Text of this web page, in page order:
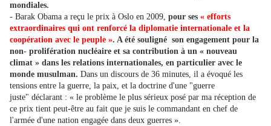
mondiales.
- Barak Obama a reçu le prix à Oslo en 2009, pour ses « efforts
extraordinaires qui ont renforcé la diplomatie internationale et la
coopération avec le peuple ». A été souligné son engagement pour la
non- prolifération nucléaire et sa contribution à un « nouveau
climat » dans les relations internationales, en particulier avec le
monde musulman. Dans un discours de 36 minutes, il a évoqué les
tensions entre la guerre, la paix, et la doctrine d'une "guerre
juste" déclarant : « le problème le plus sérieux posé par ma réception de
ce prix tient peut-être au fait que je suis le commandant en chef de
l'armée d'une nation engagée dans deux guerres ».